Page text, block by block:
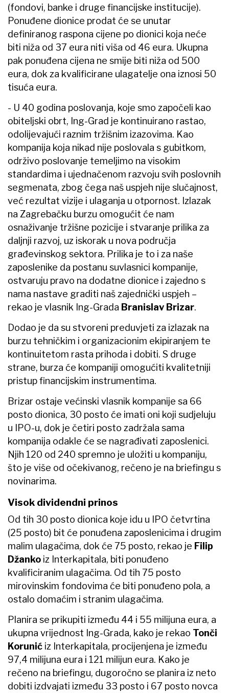
(fondovi, banke i druge financijske institucije).
Ponuđene dionice prodat će se unutar
definiranog raspona cijene po dionici koja neće
biti niža od 37 eura niti viša od 46 eura. Ukupna
pak ponuđena cijena ne smije biti niža od 500
eura, dok za kvalificirane ulagatelje ona iznosi 50
tisuća eura.
- U 40 godina poslovanja, koje smo započeli kao
obiteljski obrt, Ing-Grad je kontinuirano rastao,
odolijevajući raznim tržišnim izazovima. Kao
kompanija koja nikad nije poslovala s gubitkom,
održivo poslovanje temeljimo na visokim
standardima i ujednačenom razvoju svih poslovnih
segmenata, zbog čega naš uspjeh nije slučajnost,
već rezultat vizije i ulaganja u otpornost. Izlazak
na Zagrebačku burzu omogućit će nam
osnaživanje tržišne pozicije i stvaranje prilika za
daljnji razvoj, uz iskorak u nova područja
građevinskog sektora. Prilika je to i za naše
zaposlenike da postanu suvlasnici kompanije,
ostvaruju pravo na dodatne dionice i zajedno s
nama nastave graditi naš zajednički uspjeh –
rekao je vlasnik Ing-Grada Branislav Brizar.
Dodao je da su stvoreni preduvjeti za izlazak na
burzu tehničkim i organizacionim ekipiranjem te
kontinuitetom rasta prihoda i dobiti. S druge
strane, burza će kompaniji omogućiti kvalitetniji
pristup financijskim instrumentima.
Brizar ostaje većinski vlasnik kompanije sa 66
posto dionica, 30 posto će imati oni koji sudjeluju
u IPO-u, dok je četiri posto zadržala sama
kompanija odakle će se nagrađivati zaposlenici.
Njih 120 od 240 spremno je uložiti u kompaniju,
što je više od očekivanog, rečeno je na briefingu s
novinarima.
Visok dividendni prinos
Od tih 30 posto dionica koje idu u IPO četvrtina
(25 posto) bit će ponuđena zaposlenicima i drugim
malim ulagačima, dok će 75 posto, rekao je Filip
Džanko iz Interkapitala, biti ponuđeno
kvalificiranim ulagačima. Od tih 75 posto
mirovinskim fondovima će biti ponuđeno pola, a
ostalo domaćim i stranim ulagačima.
Planira se prikupiti između 44 i 55 milijuna eura, a
ukupna vrijednost Ing-Grada, kako je rekao Tonči
Korunić iz Interkapitala, procijenjena je između
97,4 milijuna eura i 121 milijun eura. Kako je
rečeno na briefingu, dugoročno se planira iz neto
dobiti izdvajati između 33 posto i 67 posto novca